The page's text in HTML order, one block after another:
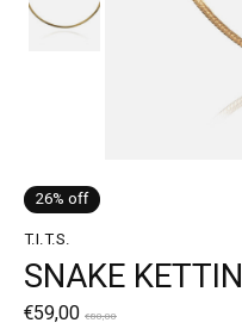
26% off
T.I.T.S.
SNAKE
€59,00 €80,00